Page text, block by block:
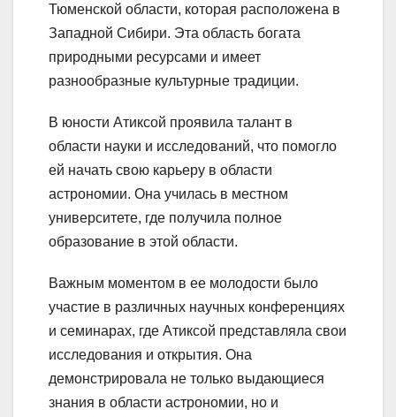
Тюменской области, которая расположена в
Западной Сибири. Эта область богата
природными ресурсами и имеет
разнообразные культурные традиции.
В юности Атиксой проявила талант в
области науки и исследований, что помогло
ей начать свою карьеру в области
астрономии. Она училась в местном
университете, где получила полное
образование в этой области.
Важным моментом в ее молодости было
участие в различных научных конференциях
и семинарах, где Атиксой представляла свои
исследования и открытия. Она
демонстрировала не только выдающиеся
знания в области астрономии, но и